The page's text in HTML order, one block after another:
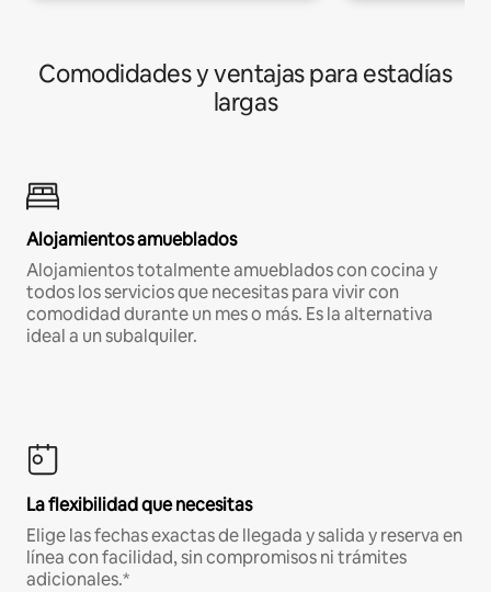
Comodidades y ventajas para estadías
largas
Alojamientos amueblados
Alojamientos totalmente amueblados con cocina y
todos los servicios que necesitas para vivir con
comodidad durante un mes o más. Es la alternativa
ideal a un subalquiler.
La flexibilidad que necesitas
Elige las fechas exactas de llegada y salida y reserva en
línea con facilidad, sin compromisos ni trámites
adicionales.*